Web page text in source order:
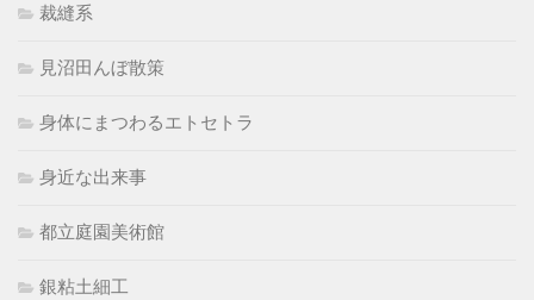
裁縫系
見沼田んぼ散策
身体にまつわるエトセトラ
身近な出来事
都立庭園美術館
銀粘土細工